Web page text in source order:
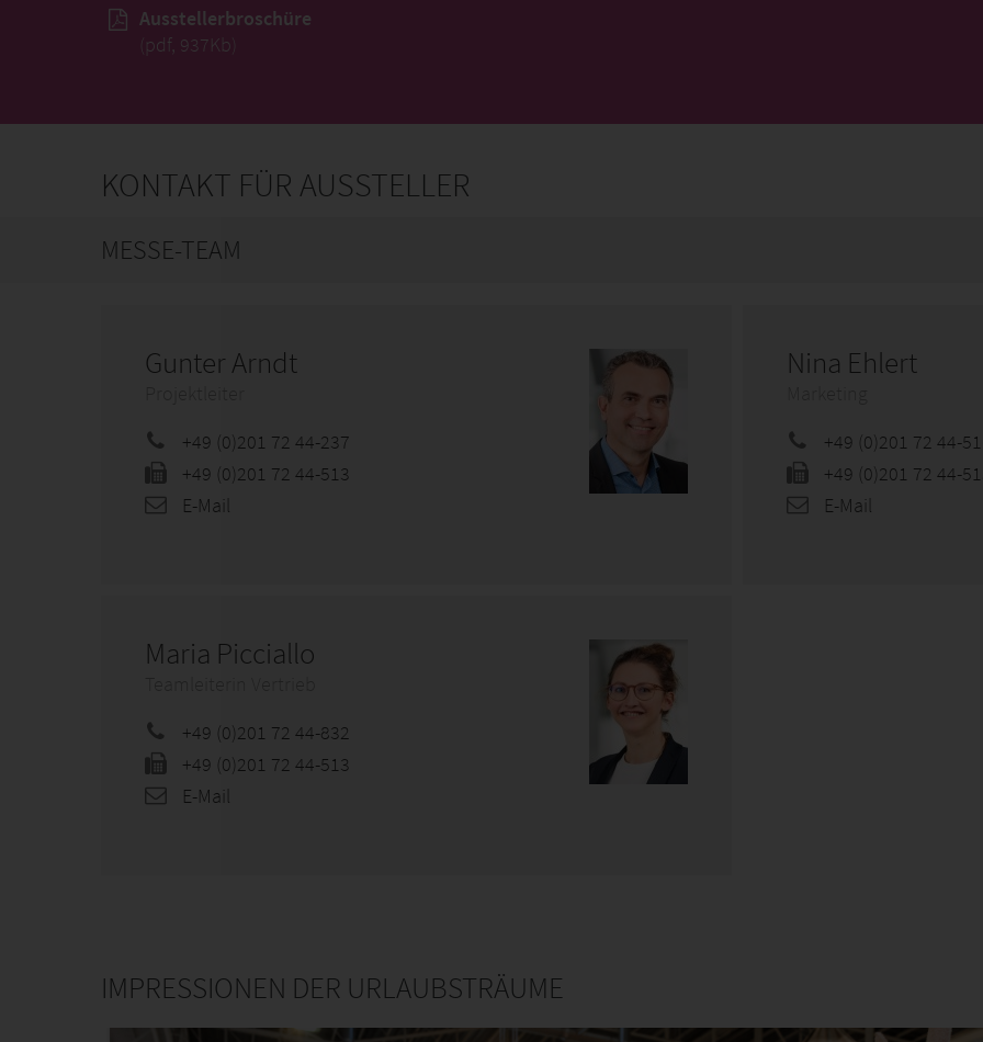
Ausstellerbroschüre
(pdf, 937Kb)
KONTAKT FÜR AUSSTELLER
MESSE-TEAM
Gunter Arndt
+49 (0)201 72 44-237
+49 (0)201 72 44-513
E-Mail
Nina Ehlert
+49 (0)201 72 44-
+49 (0)201 72 44-
E-Mail
Maria Picciallo
+49 (0)201 72 44-832
+49 (0)201 72 44-513
E-Mail
IMPRESSIONEN DER URLAUBSTRÄUME